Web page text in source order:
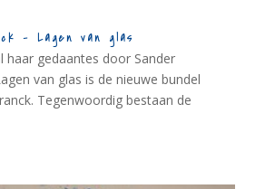
– Lagen van glas
haar gedaantes door Sander
van glas is de nieuwe bundel
Tegenwoordig bestaan de